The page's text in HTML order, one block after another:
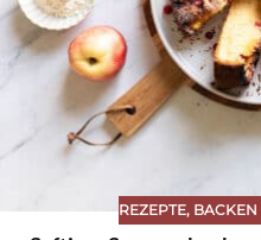
REZEPTE, BACKEN